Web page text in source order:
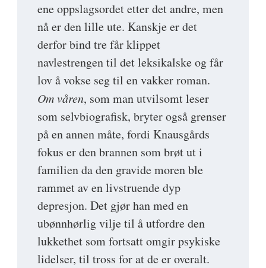
ene oppslagsordet etter det andre, men
nå er den lille ute. Kanskje er det
derfor bind tre får klippet
navlestrengen til det leksikalske og får
lov å vokse seg til en vakker roman.
Om våren, som man utvilsomt leser
som selvbiografisk, bryter også grenser
på en annen måte, fordi Knausgårds
fokus er den brannen som brøt ut i
familien da den gravide moren ble
rammet av en livstruende dyp
depresjon. Det gjør han med en
ubønnhørlig vilje til å utfordre den
lukkethet som fortsatt omgir psykiske
lidelser, til tross for at de er overalt.